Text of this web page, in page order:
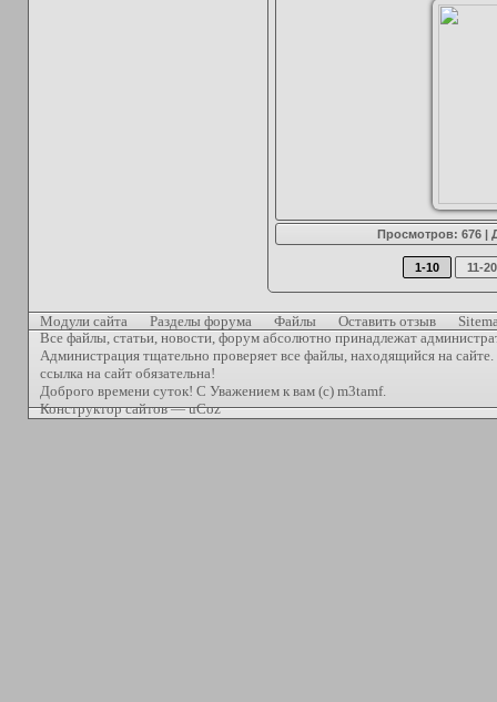
Просмотров: 676 |
1-10 11-20
Модули сайта Разделы форума Файлы Оставить отзыв
Все файлы, статьи, новости, форум абсолютно принадлежат
Администрация тщательно проверяет все файлы, находящийся на
ссылка на сайт обязательна!
Доброго времени суток! С Уважением к вам (с) m3tamf.
Конструктор сайтов—uCoz